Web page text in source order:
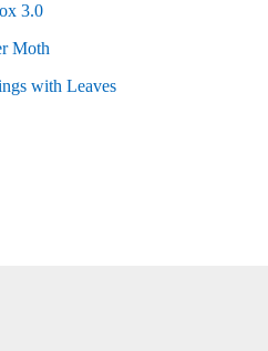
3.0
Moth
with Leaves